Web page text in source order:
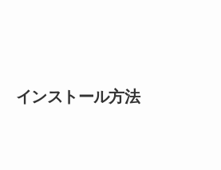
インストール方法